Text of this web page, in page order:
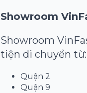
Showroom
Showroom
tiện di chuyển từ:
Quận 2
Quận 9